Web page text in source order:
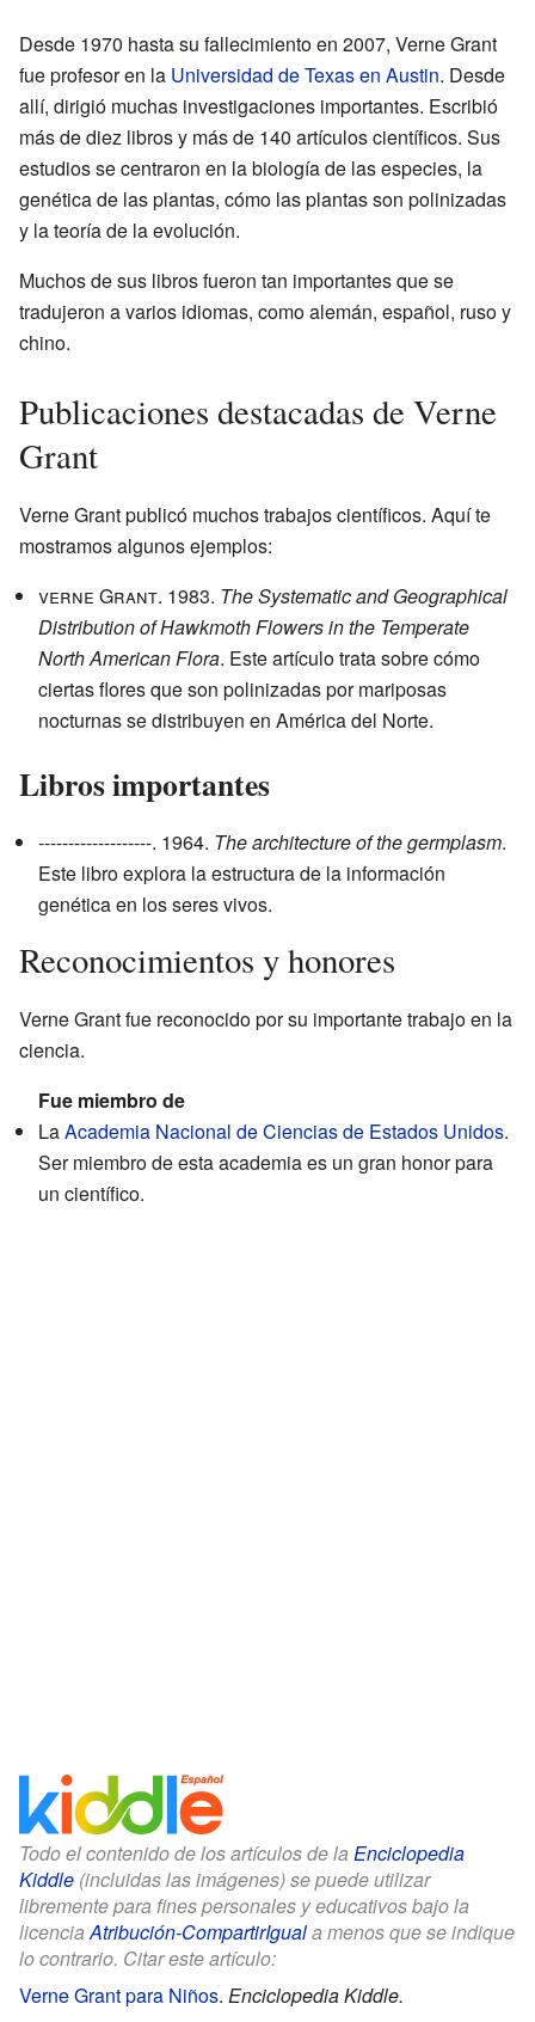
Desde 1970 hasta su fallecimiento en 2007, Verne Grant
fue profesor en la Universidad de Texas en Austin. Desde
allí, dirigió muchas investigaciones importantes. Escribió
más de diez libros y más de 140 artículos científicos. Sus
estudios se centraron en la biología de las especies, la
genética de las plantas, cómo las plantas son polinizadas
y la teoría de la evolución.
Muchos de sus libros fueron tan importantes que se
tradujeron a varios idiomas, como alemán, español, ruso y
chino.
Publicaciones destacadas de Verne
Grant
Verne Grant publicó muchos trabajos científicos. Aquí te
mostramos algunos ejemplos:
verne Grant. 1983. The Systematic and Geographical
Distribution of Hawkmoth Flowers in the Temperate
North American Flora. Este artículo trata sobre cómo
ciertas flores que son polinizadas por mariposas
nocturnas se distribuyen en América del Norte.
Libros importantes
-------------------. 1964. The architecture of the germplasm.
Este libro explora la estructura de la información
genética en los seres vivos.
Reconocimientos y honores
Verne Grant fue reconocido por su importante trabajo en la
ciencia.
Fue miembro de
LaAcademia Nacional de Ciencias de Estados Unidos.
Ser miembro de esta academia es un gran honor para
un científico.
Todo el contenido de los artículos de la Enciclopedia
Kiddle (incluidas las imágenes) se puede utilizar
libremente para fines personales y educativos bajo la
licenciaAtribución-CompartirIguala menos que se indique
lo contrario. Citar este artículo:
Verne Grant para Niños. Enciclopedia Kiddle.